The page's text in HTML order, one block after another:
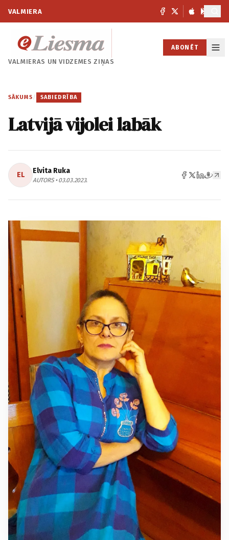
VALMIERA
VALMIERAS UNVIDZEMES ZIŅAS
ABONĒT
SĀKUMS / SABIEDRĪBA
Latvijā vijolei labāk
EL Elvita Ruka
AUTORS • 03.03.2023.